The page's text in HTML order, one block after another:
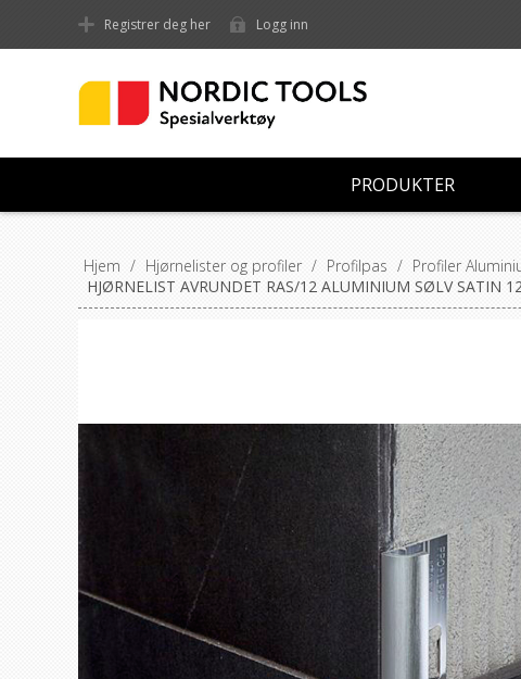
Registrer deg her Logg inn
PRODUKTER
Hjem / Hjørnelister og profiler / Profilpas / Profiler
HJØRNELIST AVRUNDET RAS/12 ALUMINIUM SØLV SATIN